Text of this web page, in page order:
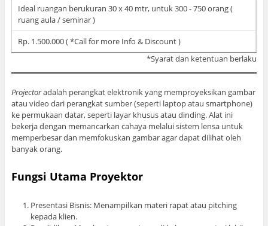
Ideal ruangan berukuran 30 x 40 mtr, untuk 300 - 750 orang (
ruang aula / seminar )
Rp. 1.500.000 ( *Call for more Info & Discount )
*Syarat dan ketentuan berlaku
Projectoradalah perangkat elektronik yang memproyeksikan gambar
atau video dari perangkat sumber (seperti laptop atau smartphone)
ke permukaan datar, seperti layar khusus atau dinding. Alat ini
bekerja dengan memancarkan cahaya melalui sistem lensa untuk
memperbesar dan memfokuskan gambar agar dapat dilihat oleh
banyak orang.
Fungsi Utama Proyektor
Presentasi Bisnis: Menampilkan materi rapat atau pitching
kepada klien.